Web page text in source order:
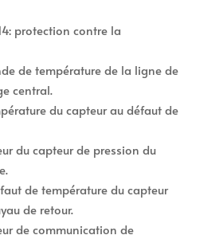
protection contre la
de température de la ligne de
central.
du capteur au défaut de
du capteur de pression du
de température du capteur
de retour.
de communication de